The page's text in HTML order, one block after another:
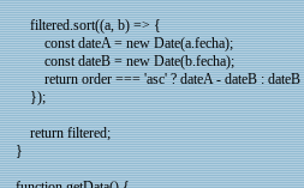
filtered.sort((a, b) => {
const dateA = new Date(a.fecha);
const dateB = new Date(b.fecha);
return order === 'asc' ? dateA - dateB : dateB
});
return filtered;
}